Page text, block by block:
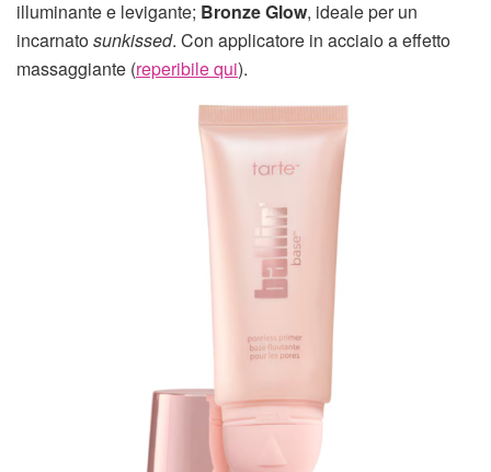
illuminante e levigante; Bronze Glow, ideale per un
incarnatosunkissed. Con applicatore in acciaio a effetto
massaggiante (reperibile qui).